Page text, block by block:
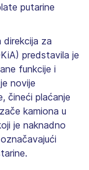
putarine
direkcija za
predstavila je
funkcije i
novije
čineći plaćanje
kamiona u
je naknadno